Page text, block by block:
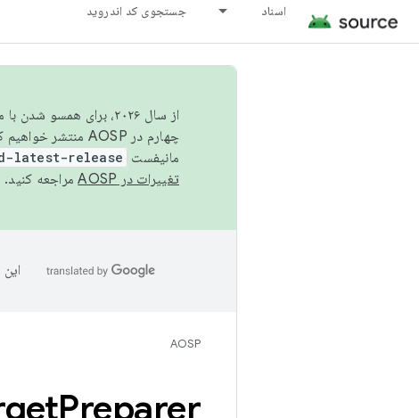
اسناد جستجوی کد اندروید
از سال ۲۰۲۶، برای
چهارم در AOSP منتشر خواهیم کرد. برای ساخت و مشارکت در AOSP،
مانیفست latest-release
تغییرات در AOSP
مراجعه کنید.
AOSP
Preparer